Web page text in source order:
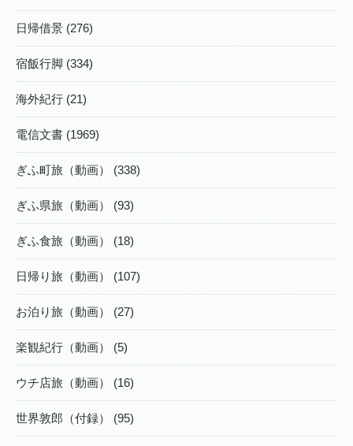
日帰借景 (276)
宿飯行脚 (334)
海外紀行 (21)
電信文書 (1969)
ぎふ町旅（動画） (338)
ぎふ県旅（動画） (93)
ぎふ食旅（動画） (18)
日帰り旅（動画） (107)
お泊り旅（動画） (27)
楽観紀行（動画） (5)
ウチ店旅（動画） (16)
世界敦郎（付録） (95)